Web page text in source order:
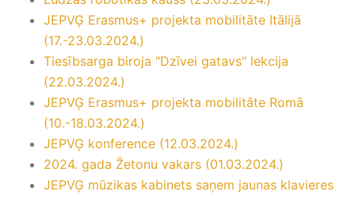
JEPVĢ Erasmus+ projekta mobilitāte Itālijā
(17.-23.03.2024.)
Tiesībsarga biroja "Dzīvei gatavs" lekcija
(22.03.2024.)
JEPVĢ Erasmus+ projekta mobilitāte Romā
(10.-18.03.2024.)
JEPVĢ konference (12.03.2024.)
2024. gada Žetonu vakars (01.03.2024.)
JEPVĢ mūzikas kabinets saņem jaunas klavieres